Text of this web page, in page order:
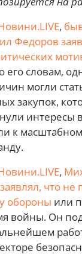
,
Федоров
его словам,
могли
закупок,
интересы
к
,
что не
обороны или
войны. Он